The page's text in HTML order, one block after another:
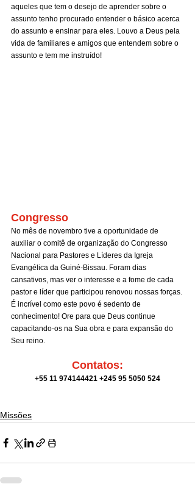
aqueles que tem o desejo de aprender sobre o
assunto tenho procurado entender o básico acerca
do assunto e ensinar para eles. Louvo a Deus pela
vida de familiares e amigos que entendem sobre o
assunto e tem me instruído!
Congresso
No mês de novembro tive a oportunidade de
auxiliar o comitê de organização do Congresso
Nacional para Pastores e Líderes da Igreja
Evangélica da Guiné-Bissau. Foram dias
cansativos, mas ver o interesse e a fome de cada
pastor e líder que participou renovou nossas forças.
É incrível como este povo é sedento de
conhecimento! Ore para que Deus continue
capacitando-os na Sua obra e para expansão do
Seu reino.
Contatos:
+55 11 974144421 +245 95 5050 524
Missões